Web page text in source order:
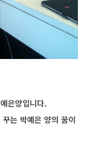
은양입니다.
는 박예은 양의 꿈이